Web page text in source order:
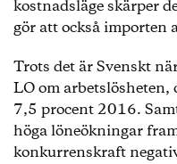
kostnadsläge skärper
gör att också importen
Trots det är Svenskt
LO om
7,5 procent 2016.
höga löneökningar
konkurrenskraft